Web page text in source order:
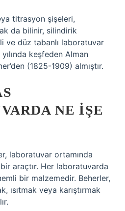
titrasyon şişeleri,
da bilinir, silindirik
ve düz tabanlı laboratuvar
keşfeden Alman
(1825-1909) almıştır.
NE IŞE
laboratuvar ortamında
araçtır. Her laboratuvarda
bir malzemedir. Beherler,
ısıtmak veya karıştırmak